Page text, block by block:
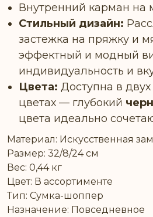
Внутренний карман на
Стильный дизайн:
застежка на пряжку и
эффектный и модный
индивидуальность и
Цвета: Доступна в
цветах — глубокий
цвета идеально
Материал: Искусственная
Размер: 32/8/24 см
Вес: 0,44 кг
Цвет: В ассортименте
Тип: Сумка-шоппер
Назначение: Повседневное